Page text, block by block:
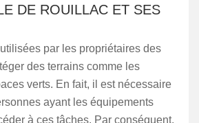
DE ROUILLAC ET SES
par les propriétaires des
des terrains comme les
verts. En fait, il est nécessaire
ayant les équipements
à ces tâches. Par conséquent,